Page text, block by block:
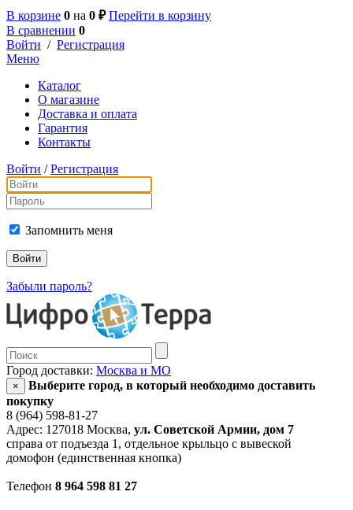
В корзине 0 на 0 ₽ Перейти в корзину
В сравнении 0
Войти / Регистрация
Меню
Каталог
О магазине
Доставка и оплата
Гарантия
Контакты
Войти / Регистрация
Запомнить меня
Забыли пароль?
Город доставки: Москва и МО
×
Выберите город, в который необходимо доставить
покупку
8 (964) 598-81-27
Адрес: 127018 Москва, ул. Советской Армии, дом 7
справа от подъезда 1, отдельное крыльцо с вывеской
домофон (единственная кнопка)
Телефон 8 964 598 81 27